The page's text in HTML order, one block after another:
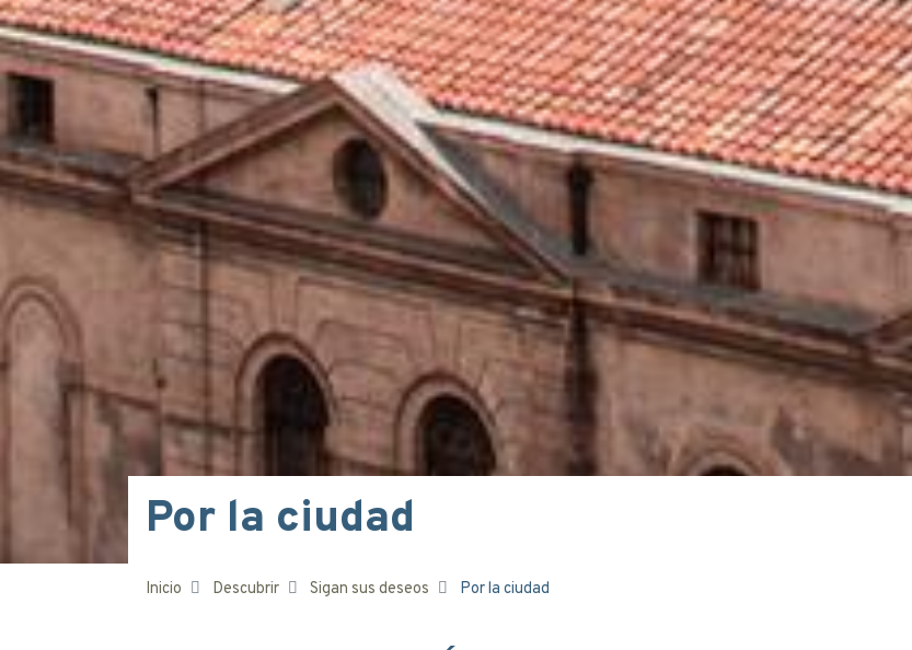
Por la ciudad
Inicio Descubrir Sigan sus deseos Por la ciudad